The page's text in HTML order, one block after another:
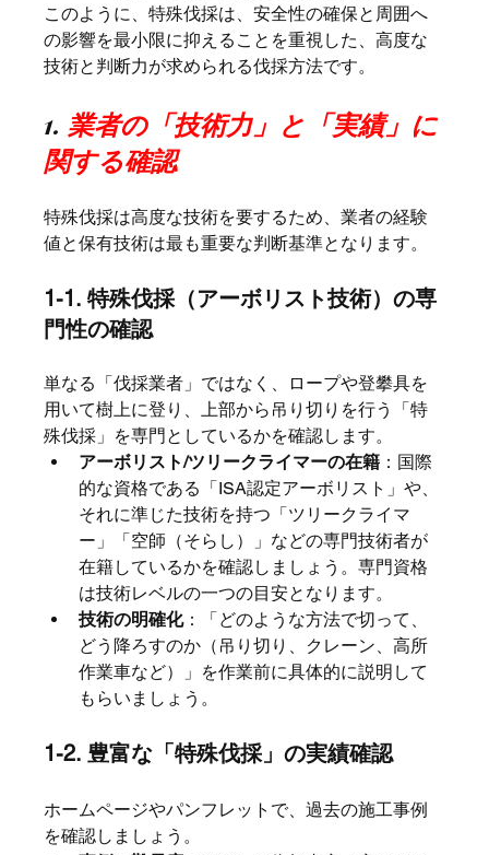
このように、特殊伐採は、安全性の確保と周囲へ
の影響を最小限に抑えることを重視した、高度な
技術と判断力が求められる伐採方法です。
1. 業者の「技術力」と「実績」に
関する確認
特殊伐採は高度な技術を要するため、業者の経験
値と保有技術は最も重要な判断基準となります。
1-1. 特殊伐採（アーボリスト技術）の専
門性の確認
単なる「伐採業者」ではなく、ロープや登攀具を
用いて樹上に登り、上部から吊り切りを行う「特
殊伐採」を専門としているかを確認します。
アーボリスト/ツリークライマーの在籍 ：国際
的な資格である「ISA認定アーボリスト」や、
それに準じた技術を持つ「ツリークライマ
ー」「空師（そらし）」などの専門技術者が
在籍しているかを確認しましょう。専門資格
は技術レベルの一つの目安となります。
技術の明確化：「どのような方法で切って、
どう降ろすのか（吊り切り、クレーン、高所
作業車など）」を作業前に具体的に説明して
もらいましょう。
1-2. 豊富な「特殊伐採」の実績確認
ホームページやパンフレットで、過去の施工事例
を確認しましょう。